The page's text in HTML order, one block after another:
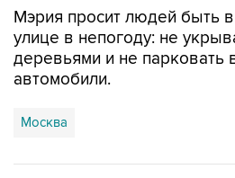
Мэрия просит людей быть
улице в непогоду: не
деревьями и не парковать
автомобили.
Москва